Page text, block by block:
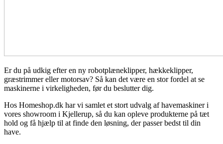
Er du på udkig efter en ny robotplæneklipper, hækkeklipper,
græstrimmer eller motorsav? Så kan det være en stor fordel at se
maskinerne i virkeligheden, før du beslutter dig.
Hos Homeshop.dk har vi samlet et stort udvalg af havemaskiner i
vores showroom i Kjellerup, så du kan opleve produkterne på tæt
hold og få hjælp til at finde den løsning, der passer bedst til din
have.